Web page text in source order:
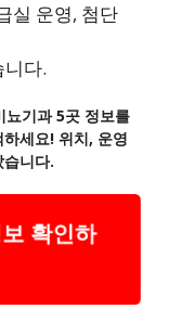
실 운영, 첨단
다.
뇨기과 5곳 정보를
세요! 위치, 운영
니다.
확인하